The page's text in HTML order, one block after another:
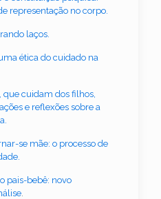
representação no corpo.
laços.
ética do cuidado na
que cuidam dos filhos,
e reflexões sobre a
se mãe: o processo de
pais-bebê: novo
.